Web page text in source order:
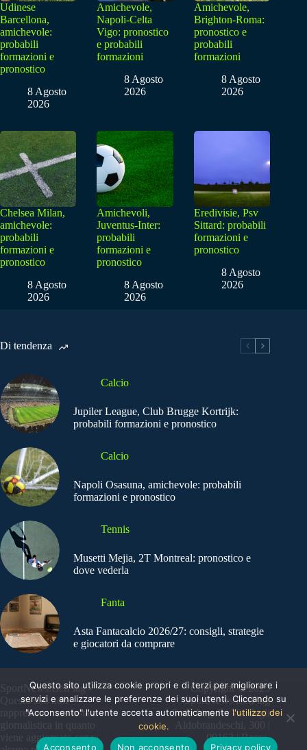
Udinese
Barcellona,
amichevole:
probabili
formazioni e
pronostico
8 Agosto
2026
Amichevole,
Napoli-Celta
Vigo: pronostico
e probabili
formazioni
8 Agosto
2026
Amichevole,
Brighton-Roma:
pronostico e
probabili
formazioni
8 Agosto
2026
Chelsea Milan,
amichevole:
probabili
formazioni e
pronostico
8 Agosto
2026
Amichevoli,
Juventus-Inter:
probabili
formazioni e
pronostico
8 Agosto
2026
Eredivisie, Psv
Sittard: probabili
formazioni e
pronostico
8 Agosto
2026
Di tendenza
Calcio
Jupiler League, Club Brugge Kortrijk:
probabili formazioni e pronostico
Calcio
Napoli Osasuna, amichevole: probabili
formazioni e pronostico
Tennis
Musetti Mejia, 2T Montreal: pronostico e
dove vederla
Fanta
Asta Fantacalcio 2026/27: consigli, strategie
e giocatori da comprare
SportNews.BetFlag -
Questo sito non
rappresenta una testata
giornalistica in quanto
viene aggiornato senza
Copyright © 2025
SportNews BetFlag
Sede Legale: Via degli
Aldobrandeschi, 300 |
00163 | Roma
Questo sito utilizza cookie propri e di terzi per migliorare i
servizi e analizzare le preferenze dei suoi utenti. Cliccando su
"Acconsento" l'utente accetta automaticamente l'utilizzo dei
cookie.
Acconsento
Non acconsento Privacy policy